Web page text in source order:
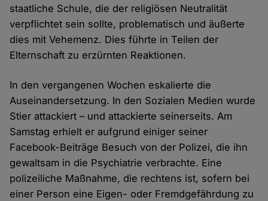
staatliche Schule, die der religiösen Neutralität
verpflichtet sein sollte, problematisch und äußerte
dies mit Vehemenz. Dies führte in Teilen der
Elternschaft zu erzürnten Reaktionen.
In den vergangenen Wochen eskalierte die
Auseinandersetzung. In den Sozialen Medien wurde
Stier attackiert – und attackierte seinerseits. Am
Samstag erhielt er aufgrund einiger seiner
Facebook-Beiträge Besuch von der Polizei, die ihn
gewaltsam in die Psychiatrie verbrachte. Eine
polizeiliche Maßnahme, die rechtens ist, sofern bei
einer Person eine Eigen- oder Fremdgefährdung zu